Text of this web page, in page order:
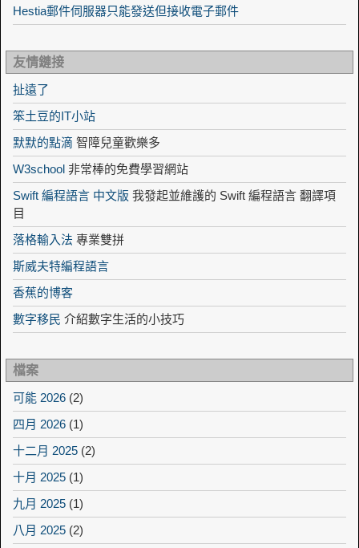
Hestia郵件伺服器只能發送但接收電子郵件
友情鏈接
扯遠了
笨土豆的IT小站
默默的點滴 智障兒童歡樂多
W3school 非常棒的免費學習網站
Swift 編程語言 中文版 我發起並維護的 Swift 編程語言 翻譯項
目
落格輸入法 專業雙拼
斯威夫特編程語言
香蕉的博客
數字移民 介紹數字生活的小技巧
檔案
可能 2026 (2)
四月 2026 (1)
十二月 2025 (2)
十月 2025 (1)
九月 2025 (1)
八月 2025 (2)